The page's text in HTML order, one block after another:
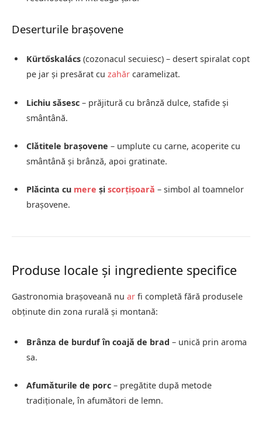
Deserturile brașovene
Kürtőskalács (cozonacul secuiesc) – desert spiralat copt
pe jar și presărat cu zahăr caramelizat.
Lichiu săsesc – prăjitură cu brânză dulce, stafide și
smântână.
Clătitele brașovene – umplute cu carne, acoperite cu
smântână și brânză, apoi gratinate.
Plăcinta cu mere și scorțișoară – simbol al toamnelor
brașovene.
Produse locale și ingrediente specifice
Gastronomia brașoveană nu ar fi completă fără produsele
obținute din zona rurală și montană:
Brânza de burduf în coajă de brad – unică prin aroma
sa.
Afumăturile de porc – pregătite după metode
tradiționale, în afumători de lemn.